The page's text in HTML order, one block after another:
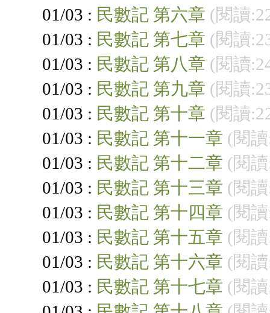
01/03 : 民數記 第六章 (閱讀
01/03 : 民數記 第七章 (閱讀
01/03 : 民數記 第八章 (閱讀
01/03 : 民數記 第九章 (閱讀
01/03 : 民數記 第十章 (閱讀
01/03 : 民數記 第十一章 (閱
01/03 : 民數記 第十二章 (閱
01/03 : 民數記 第十三章 (閱
01/03 : 民數記 第十四章 (閱
01/03 : 民數記 第十五章 (閱
01/03 : 民數記 第十六章 (閱
01/03 : 民數記 第十七章 (閱